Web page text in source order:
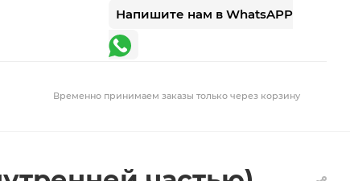
Напишите нам в WhatsAPP
Временно принимаем заказы только через корзину